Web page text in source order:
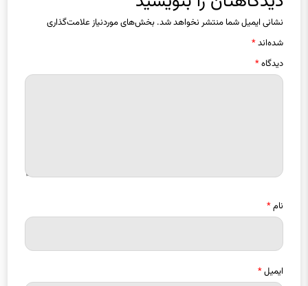
شده‌اند*
دیدگاه*
ایمیل*